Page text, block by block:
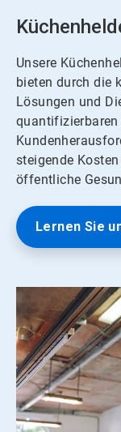
Unsere
bieten durch die
Lösungen und
steigende
öffentliche
Lernen Sie